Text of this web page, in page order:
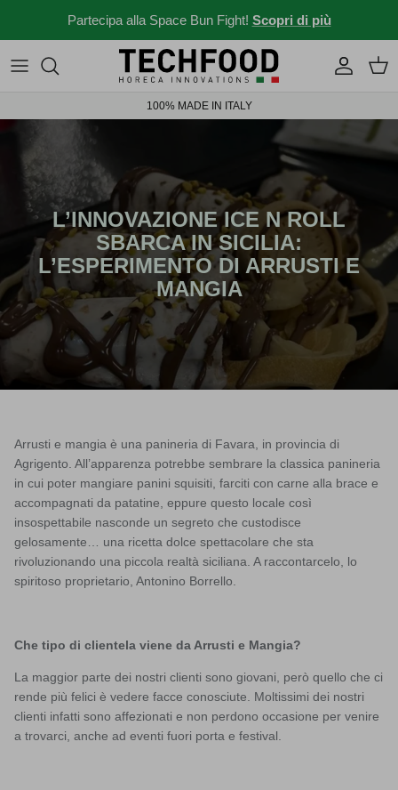
Partecipa alla Space Bun Fight! Scopri di più
Macchine professionali
Altri prodotti
Novità 2026 Solubili Industry 4.0
Menu e ricette
News dal mondo Ho.re.ca.
Idee per il tuo locale
Storie da bar
News ed eventi
100% MADE IN ITALY
L’INNOVAZIONE ICE N ROLL
SBARCA IN SICILIA:
L’ESPERIMENTO DI ARRUSTI E
MANGIA
Arrusti e mangia è una panineria di Favara, in provincia di
Agrigento. All’apparenza potrebbe sembrare la classica panineria
in cui poter mangiare panini squisiti, farciti con carne alla brace e
accompagnati da patatine, eppure questo locale così
insospettabile nasconde un segreto che custodisce
gelosamente… una ricetta dolce spettacolare che sta
rivoluzionando una piccola realtà siciliana. A raccontarcelo, lo
spiritoso proprietario, Antonino Borrello.
Che tipo di clientela viene da Arrusti e Mangia?
La maggior parte dei nostri clienti sono giovani, però quello che ci
rende più felici è vedere facce conosciute. Moltissimi dei nostri
clienti infatti sono affezionati e non perdono occasione per venire
a trovarci, anche ad eventi fuori porta e festival.